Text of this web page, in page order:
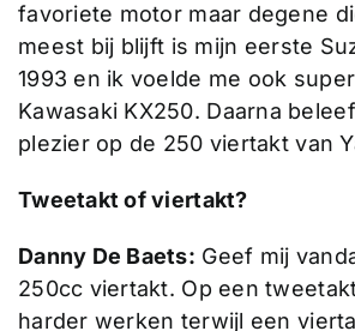
favoriete motor maar degene
meest bij blijft is mijn eerste
1993 en ik voelde me ook
Kawasaki KX250. Daarna
plezier op de 250 viertakt van
Tweetakt of viertakt?
Danny De Baets: Geef mij
250cc viertakt. Op een
harder werken terwijl een